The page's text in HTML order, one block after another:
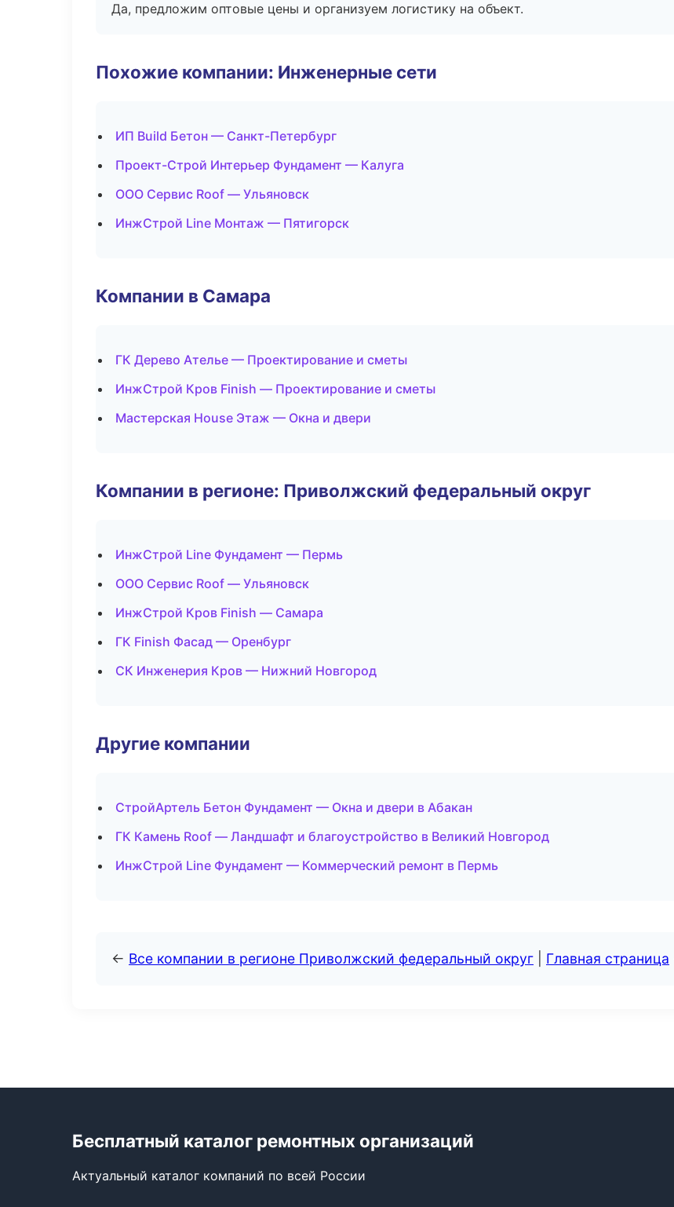
Да, предложим оптовые цены и организуем логистику на объект.
Похожие компании: Инженерные сети
ИП Build Бетон — Санкт-Петербург
Проект-Строй Интерьер Фундамент — Калуга
ООО Сервис Roof — Ульяновск
ИнжСтрой Line Монтаж — Пятигорск
Компании в Самара
ГК Дерево Ателье — Проектирование и сметы
ИнжСтрой Кров Finish — Проектирование и сметы
Мастерская House Этаж — Окна и двери
Компании в регионе: Приволжский федеральный округ
ИнжСтрой Line Фундамент — Пермь
ООО Сервис Roof — Ульяновск
ИнжСтрой Кров Finish — Самара
ГК Finish Фасад — Оренбург
СК Инженерия Кров — Нижний Новгород
Другие компании
СтройАртель Бетон Фундамент — Окна и двери в Абакан
ГК Камень Roof — Ландшафт и благоустройство в Великий Новгород
ИнжСтрой Line Фундамент — Коммерческий ремонт в Пермь
← Все компании в регионе Приволжский федеральный округ Главная страница
Бесплатный каталог ремонтных организаций
Актуальный каталог компаний по всей России